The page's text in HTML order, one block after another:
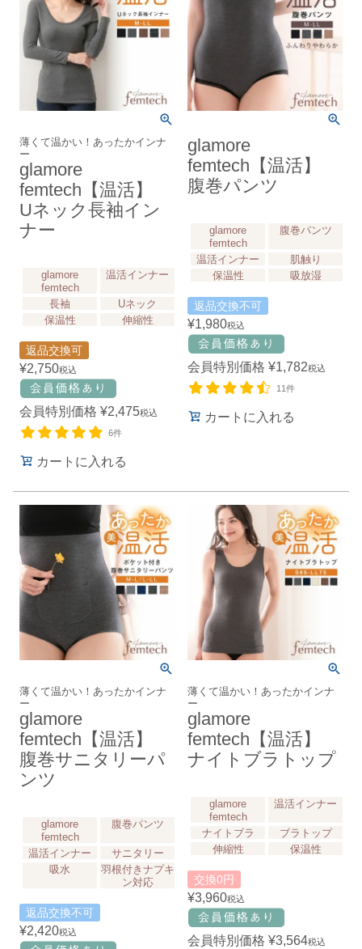
薄くて温かい！あったかインナ
ー
glamore
femtech【温活】
Uネック長袖イン
ナー
glamore
femtech
温活インナー
長袖
Uネック
保温性
伸縮性
返品交換可
¥2,750税込
会員特別価格 ¥2,475税込
6件
カートに入れる
glamore
femtech【温活】
腹巻パンツ
glamore
femtech
腹巻パンツ
温活インナー
肌触り
保温性
吸放湿
返品交換不可
¥1,980税込
会員特別価格 ¥1,782税込
11件
カートに入れる
薄くて温かい！あったかインナ
ー
glamore
femtech【温活】
腹巻サニタリーパ
ンツ
glamore
femtech
腹巻パンツ
温活インナー
サニタリー
吸水
羽根付きナプキ
ン対応
返品交換不可
¥2,420税込
薄くて温かい！あったかインナ
ー
glamore
femtech【温活】
ナイトブラトップ
glamore
femtech
温活インナー
ナイトブラ
ブラトップ
伸縮性
保温性
交換0円
¥3,960税込
会員特別価格 ¥3,564税込